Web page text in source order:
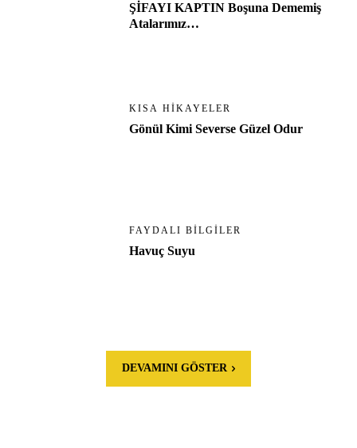
ŞİFAYI KAPTIN Boşuna Dememiş
Atalarımız…
KISA HIKAYELER
Gönül Kimi Severse Güzel Odur
FAYDALI BILGILER
Havuç Suyu
DEVAMINI GÖSTER